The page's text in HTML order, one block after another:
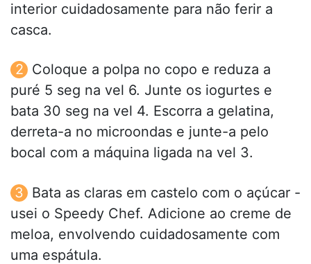
interior cuidadosamente para não ferir a
casca.
Coloque a polpa no copo e reduza a
puré 5 seg na vel 6. Junte os iogurtes e
bata 30 seg na vel 4. Escorra a gelatina,
derreta-a no microondas e junte-a pelo
bocal com a máquina ligada na vel 3.
Bata as claras em castelo com o açúcar -
usei o Speedy Chef. Adicione ao creme de
meloa, envolvendo cuidadosamente com
uma espátula.